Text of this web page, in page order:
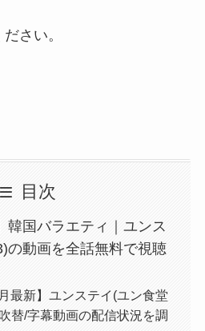
さい。
目次
韓国バラエティ｜ユンス
の動画を全話無料で視聴
最新】ユンステイ(ユン食堂
替/字幕動画の配信状況を調